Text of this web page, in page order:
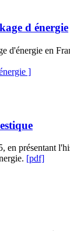
d énergie
d'énergie en
]
présentant
[pdf]